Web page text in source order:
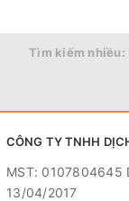
Tìm kiếm nhiều:
CÔNG TY TNHH
MST: 0107804645
13/04/2017